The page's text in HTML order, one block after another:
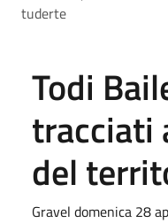
tuderte
Todi
tracciati
del
Gravel domenica 28